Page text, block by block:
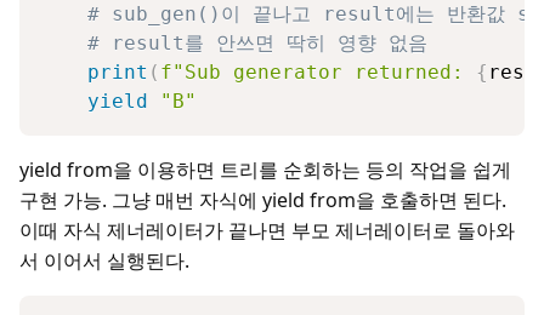
# sub_gen()이 끝나고 result에는 반환값
# result를 안쓰면 딱히 영향 없음
print ( f"Sub generator returned: {
yield
"B"
yield from을 이용하면 트리를 순회하는 등의 작업을 쉽게
구현 가능. 그냥 매번 자식에 yield from을 호출하면 된다.
이때 자식 제너레이터가 끝나면 부모 제너레이터로 돌아와
서 이어서 실행된다.